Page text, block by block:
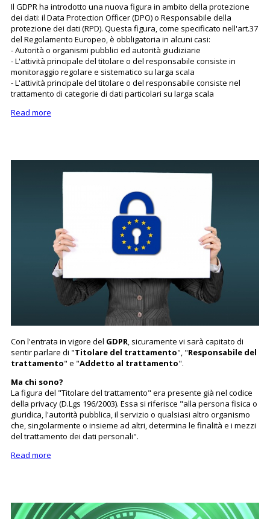
Il GDPR ha introdotto una nuova figura in ambito della protezione
dei dati: il Data Protection Officer (DPO) o Responsabile della
protezione dei dati (RPD). Questa figura, come specificato nell'art.37
del Regolamento Europeo, è obbligatoria in alcuni casi:
- Autorità o organismi pubblici ed autorità giudiziarie
- L'attività principale del titolare o del responsabile consiste in
monitoraggio regolare e sistematico su larga scala
- L'attività principale del titolare o del responsabile consiste nel
trattamento di categorie di dati particolari su larga scala
Read more
Con l'entrata in vigore del GDPR, sicuramente vi sarà capitato di
sentir parlare di "Titolare del trattamento", "Responsabile del
trattamento" e "Addetto al trattamento".
Ma chi sono?
La figura del "Titolare del trattamento" era presente già nel codice
della privacy (D.Lgs 196/2003). Essa si riferisce "alla persona fisica o
giuridica, l'autorità pubblica, il servizio o qualsiasi altro organismo
che, singolarmente o insieme ad altri, determina le finalità e i mezzi
del trattamento dei dati personali".
Read more